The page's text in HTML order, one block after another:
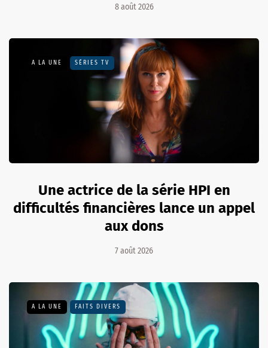
8 août 2026
A LA UNE SÉRIES TV
Une actrice de la série HPI en
difficultés financières lance un appel
aux dons
7 août 2026
A LA UNE FAITS DIVERS